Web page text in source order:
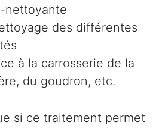
nettoyante
des différentes
à la carrosserie de la
du goudron, etc.
si ce traitement permet